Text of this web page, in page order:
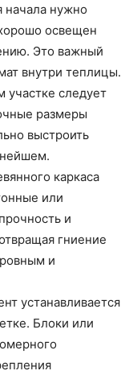
начала нужно
освещен
Это важный
внутри теплицы.
участке следует
размеры
выстроить
каркаса
или
и
гниение
и
устанавливается
Блоки или